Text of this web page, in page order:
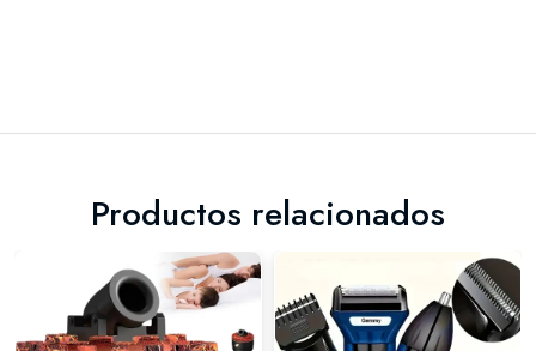
Productos relacionados